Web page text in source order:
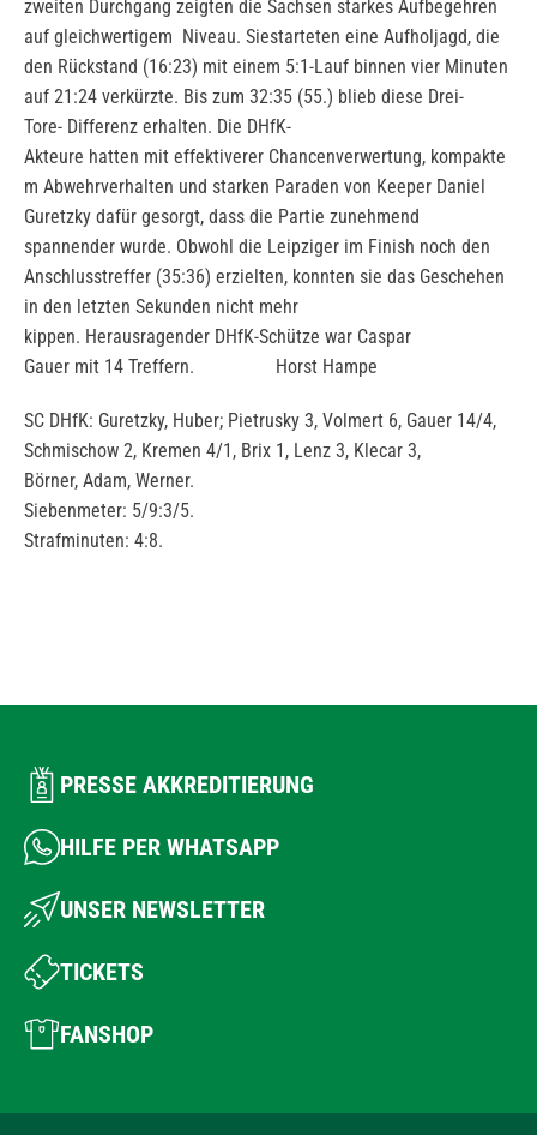
zweiten Durchgang zeigten die Sachsen starkes Aufbegehren
auf gleichwertigem Niveau. Siestarteten eine Aufholjagd, die
den Rückstand (16:23) mit einem 5:1-Lauf binnen vier Minuten
auf 21:24 verkürzte. Bis zum 32:35 (55.) blieb diese Drei-
Tore- Differenz erhalten. Die DHfK-
Akteure hatten mit effektiverer Chancenverwertung, kompakte
m Abwehrverhalten und starken Paraden von Keeper Daniel
Guretzky dafür gesorgt, dass die Partie zunehmend
spannender wurde. Obwohl die Leipziger im Finish noch den
Anschlusstreffer (35:36) erzielten, konnten sie das Geschehen
in den letzten Sekunden nicht mehr
kippen. Herausragender DHfK-Schütze war Caspar
Gauer mit 14 Treffern. Horst Hampe
SC DHfK: Guretzky, Huber; Pietrusky 3, Volmert 6, Gauer 14/4,
Schmischow 2, Kremen 4/1, Brix 1, Lenz 3, Klecar 3,
Börner, Adam, Werner.
Siebenmeter: 5/9:3/5.
Strafminuten: 4:8.
PRESSE AKKREDITIERUNG
HILFE PER WHATSAPP
UNSER NEWSLETTER
TICKETS
FANSHOP